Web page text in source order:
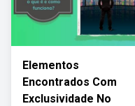
Elementos
Encontrados Com
Exclusividade No